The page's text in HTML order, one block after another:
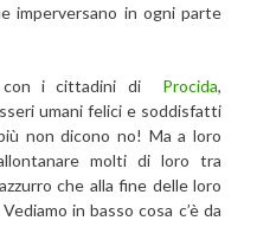
imperversano in ogni parte
con i cittadini di Procida,
umani felici e soddisfatti
non dicono no! Ma a loro
molti di loro tra
che alla fine delle loro
in basso cosa c’è da